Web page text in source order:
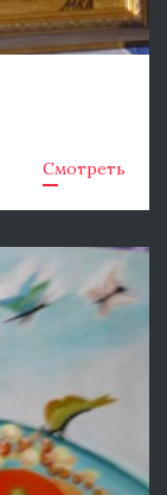
Смотреть